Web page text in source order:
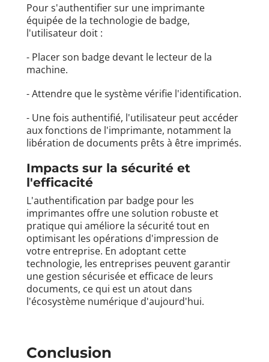
Pour s'authentifier sur une imprimante
équipée de la technologie de badge,
l'utilisateur doit :
- Placer son badge devant le lecteur de la
machine.
- Attendre que le système vérifie l'identification.
- Une fois authentifié, l'utilisateur peut accéder
aux fonctions de l'imprimante, notamment la
libération de documents prêts à être imprimés.
Impacts sur la sécurité et
l'efficacité
L'authentification par badge pour les
imprimantes offre une solution robuste et
pratique qui améliore la sécurité tout en
optimisant les opérations d'impression de
votre entreprise. En adoptant cette
technologie, les entreprises peuvent garantir
une gestion sécurisée et efficace de leurs
documents, ce qui est un atout dans
l'écosystème numérique d'aujourd'hui.
Conclusion